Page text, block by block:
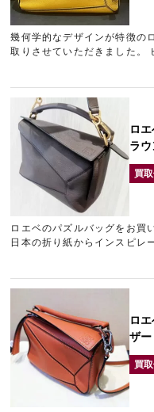
幾何学的なデザインが特徴の
取りさせていただきました。 ビタミンカラーのバッグは、コーディネ
ロ
ラ
買
ロエベのパズルバッグをお買い取りい
日本の折り紙からインスピレ
ロ
ザ
買